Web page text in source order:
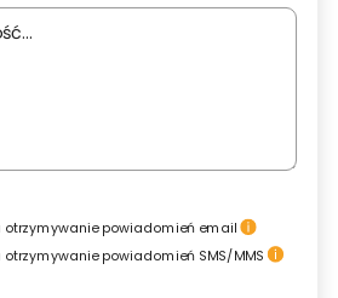
otrzymywanie powiadomień email
powiadomień SMS/MMS